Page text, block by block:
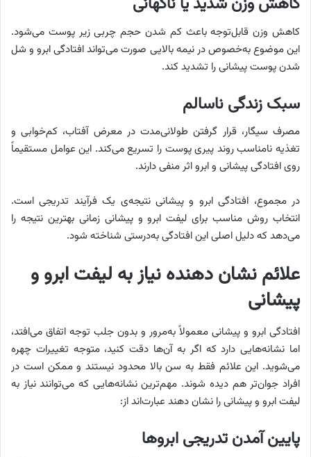
کاهش وزن قابل‌توجه باعث کم شدن حجم چربی زیر پوست می‌شود.
این موضوع به‌خصوص در نیمه بالایی صورت می‌تواند افتادگی ابرو و شل
شدن پوست پیشانی را تشدید کند.
سبک زندگی ناسالم
مصرف سیگار، قرار گرفتن طولانی‌مدت در معرض آفتاب، کم‌خوابی و
تغذیه نامناسب روند پیری پوست را تسریع می‌کند. این عوامل مستقیماً
روی افتادگی پیشانی و ابرو اثر منفی دارند.
در مجموع، افتادگی ابرو و پیشانی نتیجه‌ی یک فرآیند تدریجی است.
انتخاب روش مناسب برای لیفت ابرو و پیشانی زمانی بهترین نتیجه را
می‌دهد که دلیل اصلی این افتادگی به‌درستی شناخته شود.
علائم نشان دهنده نیاز به لیفت ابرو و
پیشانی
افتادگی ابرو و پیشانی معمولاً به‌مرور و بدون جلب توجه اتفاق می‌افتد،
اما نشانه‌هایی دارد که اگر به آن‌ها دقت کنید، متوجه تغییرات چهره
می‌شوید. این علائم فقط به سن بالا محدود نیستند و ممکن است در
افراد جوان‌تر هم دیده شوند. مهم‌ترین نشانه‌هایی که می‌توانند نیاز به
لیفت ابرو و پیشانی را نشان دهند عبارت‌اند از:
پایین آمدن تدریجی ابروها